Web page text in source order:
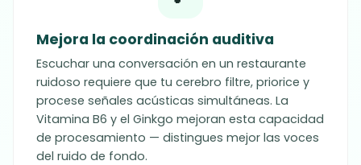
Mejora la coordinación auditiva
Escuchar una conversación en un restaurante
ruidoso requiere que tu cerebro filtre, priorice y
procese señales acústicas simultáneas. La
Vitamina B6 y el Ginkgo mejoran esta capacidad
de procesamiento — distingues mejor las voces
del ruido de fondo.